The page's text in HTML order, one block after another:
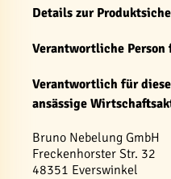
Details zur
Verantwortliche Person
Verantwortlich für
ansässige
Bruno Nebelung GmbH
Freckenhorster Str. 32
48351 Everswinkel